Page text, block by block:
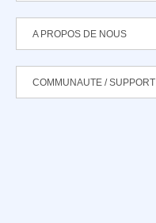
A PROPOS DE NOUS
COMMUNAUTE / SUPPORT